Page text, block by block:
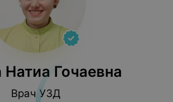
Натиа Гочаевна
Врач УЗД